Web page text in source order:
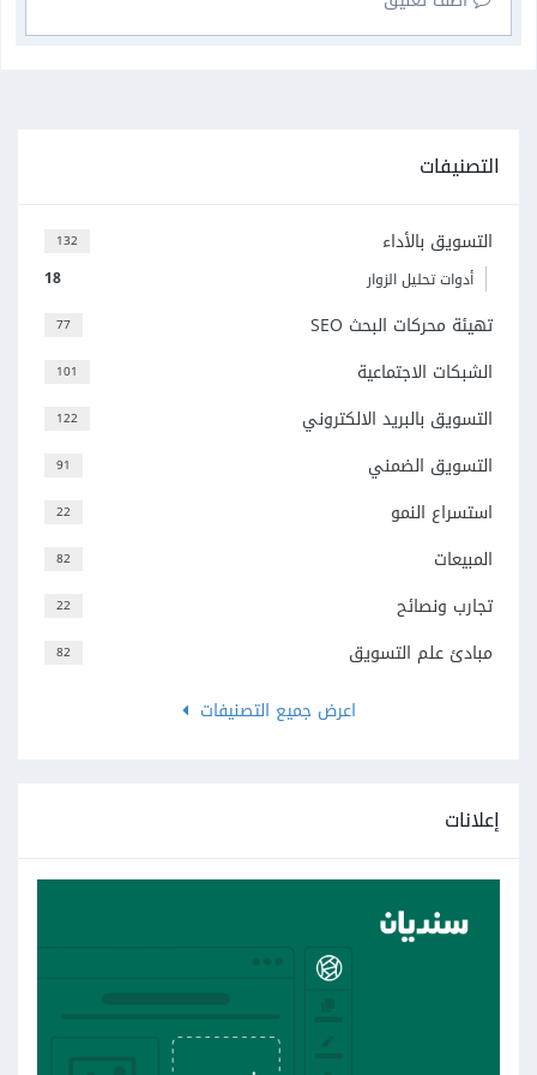
التصنيفات
132 التسويق بالأداء
18 أدوات تحليل الزوار
77 تهيئة محركات البحث SEO
101 الشبكات الاجتماعية
122 التسويق بالبريد الالكتروني
91 التسويق الضمني
22 استسراع النمو
82 المبيعات
22 تجارب ونصائح
82
مبادئ علم التسويق
اعرض جميع التصنيفات
إعلانات